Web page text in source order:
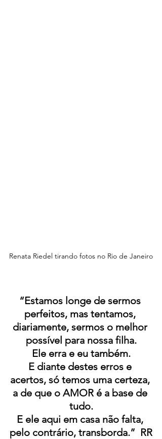
Renata Riedel tirando fotos no Rio de Janeiro
“Estamos longe de sermos
perfeitos, mas tentamos,
diariamente, sermos o melhor
possível para nossa filha.
Ele erra e eu também.
E diante destes erros e
acertos, só temos uma certeza,
a de que o AMOR é a base de
tudo.
E ele aqui em casa não falta,
pelo contrário, transborda.”  RR